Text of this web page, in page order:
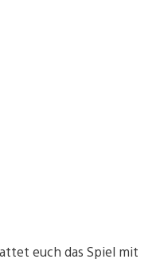
euch das Spiel mit